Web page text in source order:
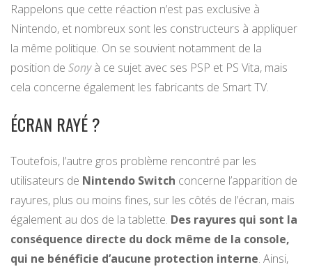
Rappelons que cette réaction n’est pas exclusive à
Nintendo, et nombreux sont les constructeurs à appliquer
la même politique. On se souvient notamment de la
position de Sonyà ce sujet avec ses PSP et PS Vita, mais
cela concerne également les fabricants de Smart TV.
ÉCRAN RAYÉ ?
Toutefois, l’autre gros problème rencontré par les
utilisateurs de Nintendo Switch concerne l’apparition de
rayures, plus ou moins fines, sur les côtés de l’écran, mais
également au dos de la tablette. Des rayures qui sont la
conséquence directe du dock même de la console,
qui ne bénéficie d’aucune protection interne. Ainsi,